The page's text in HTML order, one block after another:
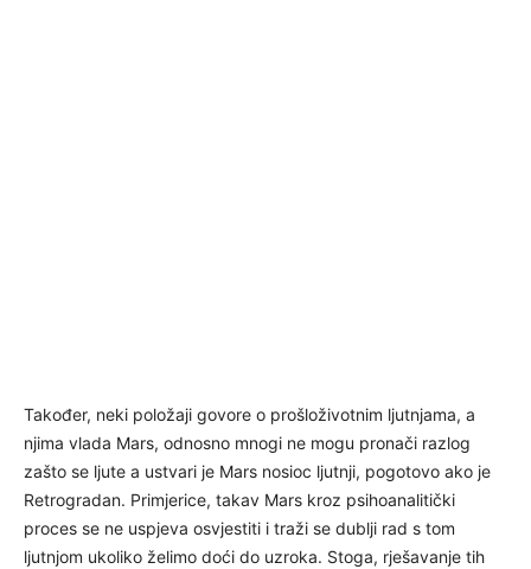
Također, neki položaji govore o prošloživotnim ljutnjama, a
njima vlada Mars, odnosno mnogi ne mogu pronači razlog
zašto se ljute a ustvari je Mars nosioc ljutnji, pogotovo ako je
Retrogradan. Primjerice, takav Mars kroz psihoanalitički
proces se ne uspjeva osvjestiti i traži se dublji rad s tom
ljutnjom ukoliko želimo doći do uzroka. Stoga, rješavanje tih